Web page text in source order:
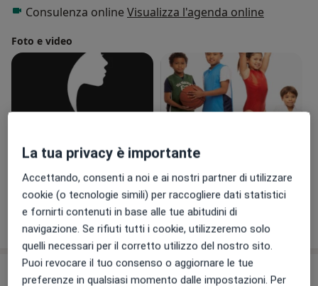
preparati sempre.
Consulenza online Visualizza l'agenda online
Foto e video
Visualizza galleria (18)
Mostra dettagli
sull'esperienza
Prestazioni e prezzi
La tua privacy è importante
Accettando, consenti a noi e ai nostri partner di utilizzare
cookie (o tecnologie simili) per raccogliere dati statistici
e fornirti contenuti in base alle tue abitudini di
navigazione. Se rifiuti tutti i cookie, utilizzeremo solo
quelli necessari per il corretto utilizzo del nostro sito.
Puoi revocare il tuo consenso o aggiornare le tue
preferenze in qualsiasi momento dalle impostazioni. Per